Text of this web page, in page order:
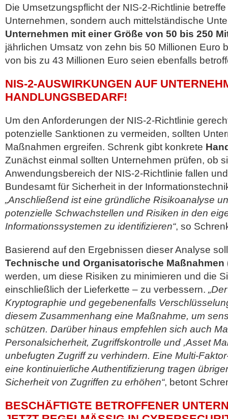
Die Umsetzungspflicht der NIS-2-Richtlinie
Unternehmen, sondern auch mittelständische
Unternehmen mit einer Größe von 50 bis 250
jährlichen Umsatz von zehn bis 50 Millionen Euro
von bis zu 43 Millionen Euro seien ebenfalls
NIS-2-AUSWIRKUNGEN AUF
HANDLUNGSBEDARF!
Um den Anforderungen der NIS-2-Richtlinie
potenzielle Sanktionen zu vermeiden, sollten
Maßnahmen ergreifen. Schrenk gibt konkrete
Zunächst einmal sollten Unternehmen prüfen, ob
Anwendungsbereich der NIS-2-Richtlinie fallen
Bundesamt für Sicherheit in der
„Anschließend ist eine gründliche Risikoanalyse
potenzielle Schwachstellen und Risiken in den
Informationssystemen zu identifizieren“, so
Basierend auf den Ergebnissen dieser Analyse
Technische und Organisatorische Maßnahmen
werden, um diese Risiken zu minimieren und die
einschließlich der Lieferkette – zu verbessern.
Kryptographie und gegebenenfalls
diesem Zusammenhang eine Maßnahme, um
schützen. Darüber hinaus empfehlen sich auch
Personalsicherheit, Zugriffskontrolle und ,Asset
unbefugten Zugriff zu verhindern. Eine Multi-
eine kontinuierliche Authentifizierung tragen
Sicherheit von Zugriffen zu erhöhen“, betont
BESCHÄFTIGTE BETROFFENER